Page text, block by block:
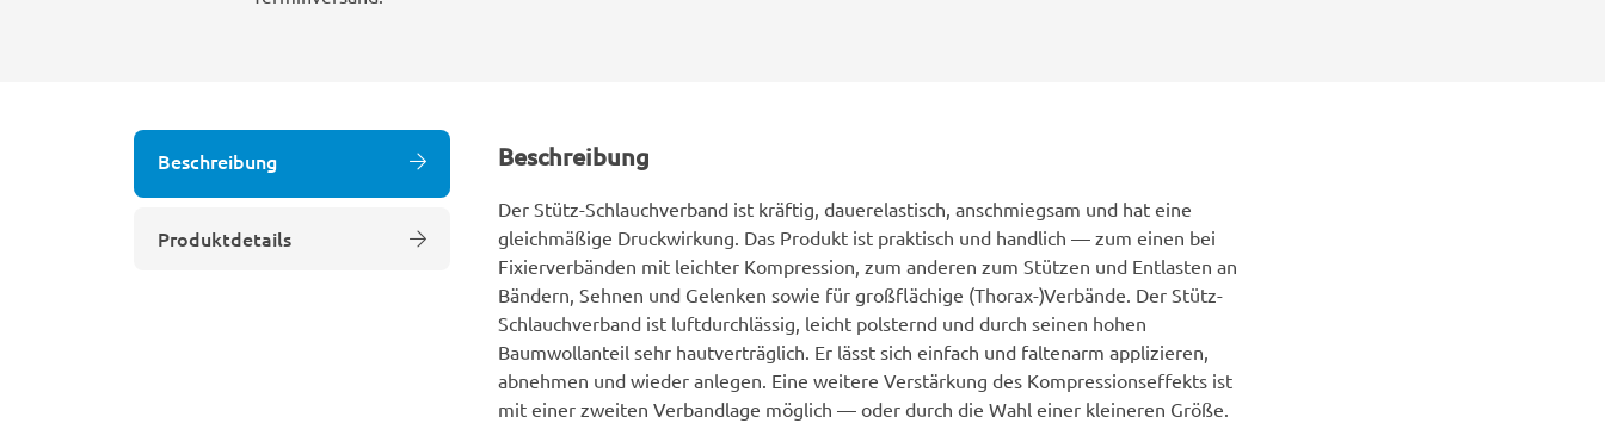
Beschreibung
Produktdetails
Beschreibung
Der Stütz-Schlauchverband ist kräftig, dauerelastisch, anschmiegsam und hat eine
gleichmäßige Druckwirkung. Das Produkt ist praktisch und handlich — zum einen bei
Fixierverbänden mit leichter Kompression, zum anderen zum Stützen und Entlasten an
Bändern, Sehnen und Gelenken sowie für großflächige (Thorax-)Verbände. Der Stütz-
Schlauchverband ist luftdurchlässig, leicht polsternd und durch seinen hohen
Baumwollanteil sehr hautverträglich. Er lässt sich einfach und faltenarm applizieren,
abnehmen und wieder anlegen. Eine weitere Verstärkung des Kompressionseffekts ist
mit einer zweiten Verbandlage möglich — oder durch die Wahl einer kleineren Größe.